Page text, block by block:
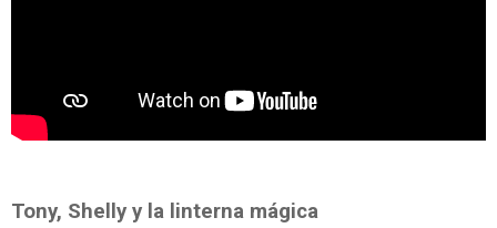
Tony, Shelly y la linterna mágica